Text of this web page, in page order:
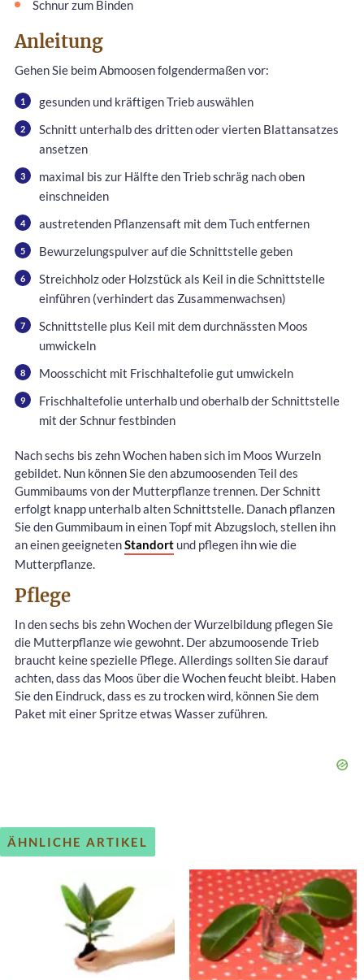
Schnur zum Binden
Anleitung
Gehen Sie beim Abmoosen folgendermaßen vor:
gesunden und kräftigen Trieb auswählen
Schnitt unterhalb des dritten oder vierten Blattansatzes
ansetzen
maximal bis zur Hälfte den Trieb schräg nach oben
einschneiden
austretenden Pflanzensaft mit dem Tuch entfernen
Bewurzelungspulver auf die Schnittstelle geben
Streichholz oder Holzstück als Keil in die Schnittstelle
einführen (verhindert das Zusammenwachsen)
Schnittstelle plus Keil mit dem durchnässten Moos
umwickeln
Moosschicht mit Frischhaltefolie gut umwickeln
Frischhaltefolie unterhalb und oberhalb der Schnittstelle
mit der Schnur festbinden
Nach sechs bis zehn Wochen haben sich im Moos Wurzeln
gebildet. Nun können Sie den abzumoosenden Teil des
Gummibaums von der Mutterpflanze trennen. Der Schnitt
erfolgt knapp unterhalb alten Schnittstelle. Danach pflanzen
Sie den Gummibaum in einen Topf mit Abzugsloch, stellen ihn
an einen geeignetenStandort und pflegen ihn wie die
Mutterpflanze.
Pflege
In den sechs bis zehn Wochen der Wurzelbildung pflegen Sie
die Mutterpflanze wie gewohnt. Der abzumoosende Trieb
braucht keine spezielle Pflege. Allerdings sollten Sie darauf
achten, dass das Moos über die Wochen feucht bleibt. Haben
Sie den Eindruck, dass es zu trocken wird, können Sie dem
Paket mit einer Spritze etwas Wasser zuführen.
ÄHNLICHE ARTIKEL